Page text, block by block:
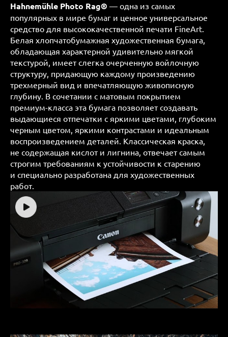
Hahnemühle Photo Rag® — одна из самых
популярных в мире бумаг и ценное универсальное
средство для высококачественной печати FineArt.
Белая хлопчатобумажная художественная бумага,
обладающая характерной удивительно мягкой
текстурой, имеет слегка очерченную войлочную
структуру, придающую каждому произведению
трехмерный вид и впечатляющую живописную
глубину. В сочетании с матовым покрытием
премиум-класса эта бумага позволяет создавать
выдающиеся отпечатки с яркими цветами, глубоким
черным цветом, яркими контрастами и идеальным
воспроизведением деталей. Классическая краска,
не содержащая кислот и лигнина, отвечает самым
строгим требованиям к устойчивости к старению
и специально разработана для художественных
работ.